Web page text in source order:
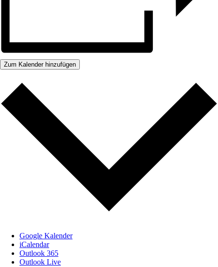
Zum Kalender hinzufügen
Google Kalender
iCalendar
Outlook 365
Outlook Live